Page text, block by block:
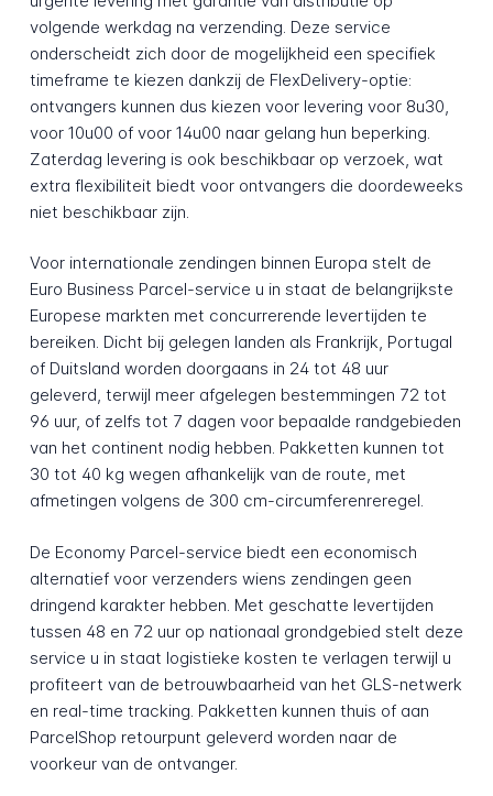
volgende werkdag na verzending. Deze service
onderscheidt zich door de mogelijkheid een specifiek
timeframe te kiezen dankzij de FlexDelivery-optie:
ontvangers kunnen dus kiezen voor levering voor 8u30,
voor 10u00 of voor 14u00 naar gelang hun beperking.
Zaterdag levering is ook beschikbaar op verzoek, wat
extra flexibiliteit biedt voor ontvangers die doordeweeks
niet beschikbaar zijn.
Voor internationale zendingen binnen Europa stelt de
Euro Business Parcel-service u in staat de belangrijkste
Europese markten met concurrerende levertijden te
bereiken. Dicht bij gelegen landen als Frankrijk, Portugal
of Duitsland worden doorgaans in 24 tot 48 uur
geleverd, terwijl meer afgelegen bestemmingen 72 tot
96 uur, of zelfs tot 7 dagen voor bepaalde randgebieden
van het continent nodig hebben. Pakketten kunnen tot
30 tot 40 kg wegen afhankelijk van de route, met
afmetingen volgens de 300 cm-circumferenreregel.
De Economy Parcel-service biedt een economisch
alternatief voor verzenders wiens zendingen geen
dringend karakter hebben. Met geschatte levertijden
tussen 48 en 72 uur op nationaal grondgebied stelt deze
service u in staat logistieke kosten te verlagen terwijl u
profiteert van de betrouwbaarheid van het GLS-netwerk
en real-time tracking. Pakketten kunnen thuis of aan
ParcelShop retourpunt geleverd worden naar de
voorkeur van de ontvanger.